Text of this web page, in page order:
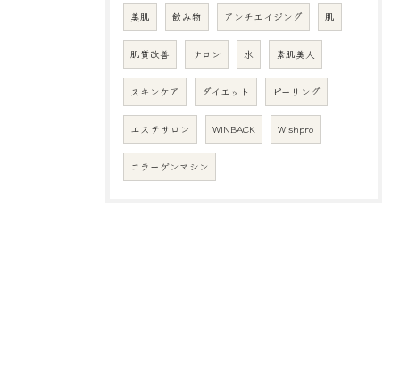
美肌 飲み物 アンチエイジング 肌
肌質改善 サロン 水 素肌美人
スキンケア ダイエット ピーリング
エステサロン WINBACK Wishpro
コラーゲンマシン